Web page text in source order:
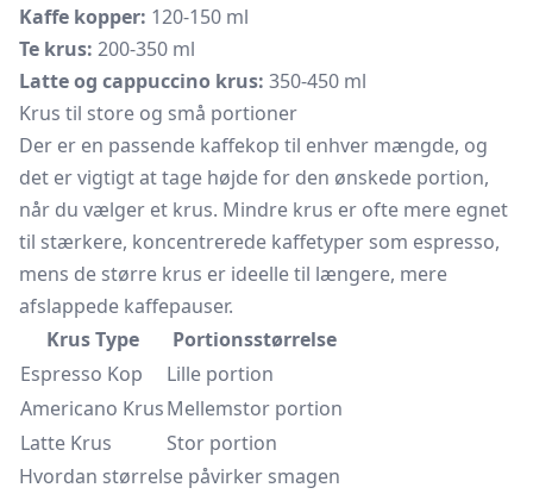
Kaffe kopper: 120-150 ml
Te krus: 200-350 ml
Latte og cappuccino krus: 350-450 ml
Krus til store og små portioner
Der er en passende kaffekop til enhver mængde, og
det er vigtigt at tage højde for den ønskede portion,
når du vælger et krus. Mindre krus er ofte mere egnet
til stærkere, koncentrerede kaffetyper som espresso,
mens de større krus er ideelle til længere, mere
afslappede kaffepauser.
Krus Type
Portionsstørrelse
Espresso Kop
Lille portion
Americano KrusMellemstor portion
Latte Krus
Stor portion
Hvordan størrelse påvirker smagen